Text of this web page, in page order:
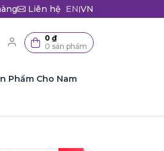
Liên hệ EN|VN
0 ₫
0 sản phẩm
Phẩm Cho Nam